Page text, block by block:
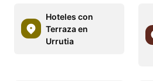
Hoteles con
Terraza en
Urrutia